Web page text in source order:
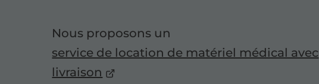
Nous proposons un
service de location de matériel médical avec
livraison